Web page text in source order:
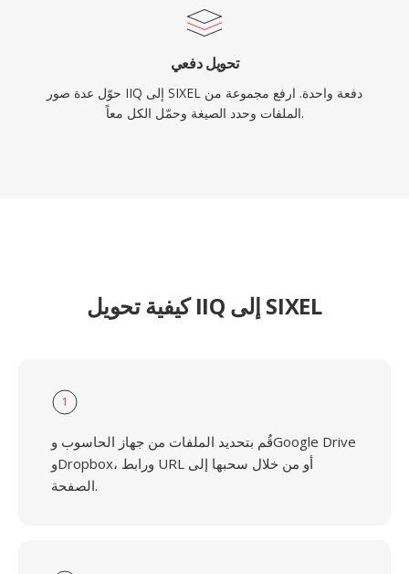
تحويل دفعي
حوّل عدة صور IIQ إلى SIXEL دفعة واحدة. ارفع مجموعة من
الملفات وحدد الصيغة وحمّل الكل معاً.
كيفية تحويل IIQ إلى SIXEL
1
قُم بتحديد الملفات من جهاز الحاسوب وGoogle Drive
وDropbox، ورابط URL أو من خلال سحبها إلى
الصفحة.